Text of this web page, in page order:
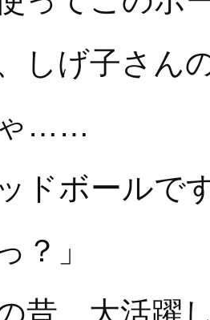
しげ子さん
ゃ……
ッドボールで
？」